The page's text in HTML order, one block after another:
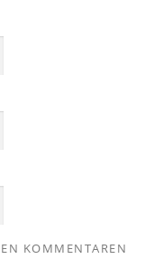
KOMMENTAREN